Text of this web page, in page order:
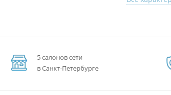
5 салонов сети
в Санкт-Петербурге